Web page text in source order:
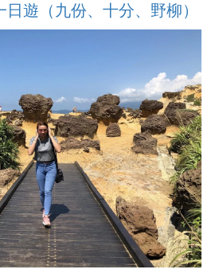
日遊（九份、十分、野柳）